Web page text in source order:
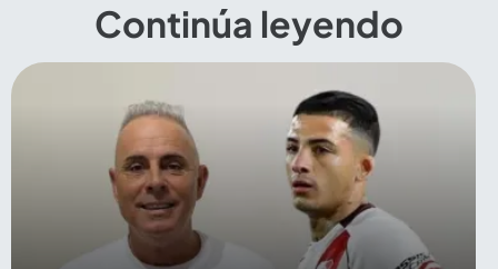
Continúa leyendo